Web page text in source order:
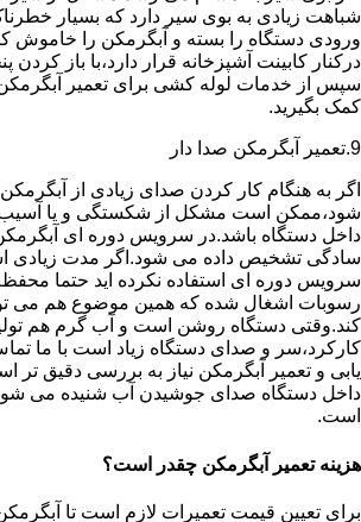
شباهت زیادی به بوی سیر دارد که بسیار
ورودی دستگاه را بسته و آبگرمکن را خاموش
درکنار کابینت آشپزخانه قرار دارد،با باز کردن
سپس از خدمات لوله کشی برای تعمیر
کمک بگیرید.
9.تعمیر آبگرمکن صدا دار
اگر به هنگام کار کردن صدای زیادی از
شود،ممکن است مشکل از شکستگی و یا
داخل دستگاه باشد.در سرویس دوره ای آبگرمکن
سادگی تشخیص داده می شود.اگر مدت زیادی
سرویس دوره ای استفاده نکرده اید حتما
رسوبات اشغال شده که همین موضوع هم می
کند.وقتی دستگاه روشن است و آب گرم هم
کارکرد،سر و صدای دستگاه زیاد است با ما
یابی و تعمیر آبگرمکن نیاز به بررسی دقیق
داخل دستگاه صدای جوشیدن آب شنیده می
است.
هزینه تعمیر آبگرمکن چقدر است؟
برای تعیین قیمت تعمیرات لازم است تا